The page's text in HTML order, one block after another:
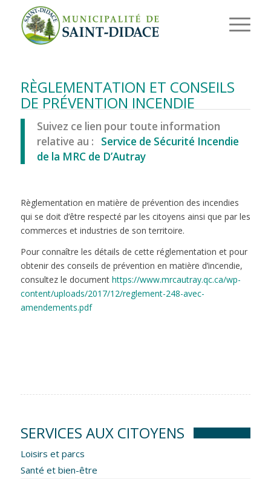
RÈGLEMENTATION ET CONSEILS
DE PRÉVENTION INCENDIE
Suivez ce lien pour toute information
relative au :
Service de Sécurité Incendie
de la MRC de D’Autray
Règlementation en matière de prévention des incendies
qui se doit d’être respecté par les citoyens ainsi que par les
commerces et industries de son territoire.
Pour connaître les détails de cette réglementation et pour
obtenir des conseils de prévention en matière d’incendie,
consultez le document https://www.mrcautray.qc.ca/wp-
content/uploads/2017/12/reglement-248-avec-
amendements.pdf
SERVICES AUX CITOYENS
Loisirs et parcs
Santé et bien-être